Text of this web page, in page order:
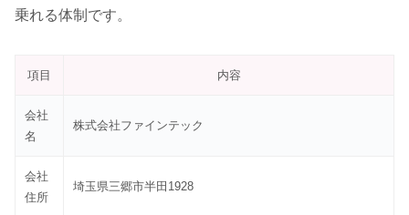
乗れる体制です。
項目 内容
会社
名
株式会社ファインテック
会社
住所
埼玉県三郷市半田1928